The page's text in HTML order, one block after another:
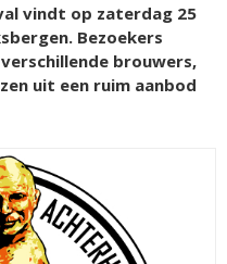
vindt op zaterdag 25
Bezoekers
brouwers,
uit een ruim aanbod